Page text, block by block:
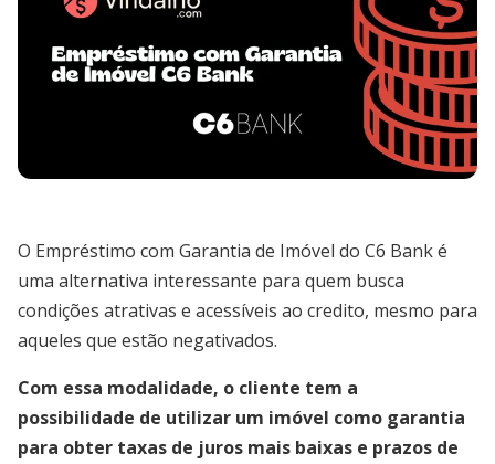
O Empréstimo com Garantia de Imóvel do C6 Bank é
uma alternativa interessante para quem busca
condições atrativas e acessíveis ao credito, mesmo para
aqueles que estão negativados.
Com essa modalidade, o cliente tem a
possibilidade de utilizar um imóvel como garantia
para obter taxas de juros mais baixas e prazos de